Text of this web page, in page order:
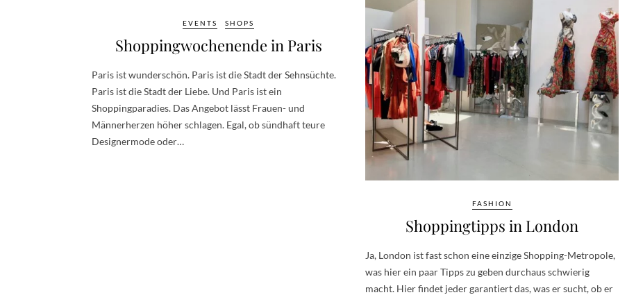
EVENTS SHOPS
Shoppingwochenende in Paris
Paris ist wunderschön. Paris ist die Stadt der Sehnsüchte.
Paris ist die Stadt der Liebe. Und Paris ist ein
Shoppingparadies. Das Angebot lässt Frauen- und
Männerherzen höher schlagen. Egal, ob sündhaft teure
Designermode oder…
FASHION
Shoppingtipps in London
Ja, London ist fast schon eine einzige Shopping-Metropole,
was hier ein paar Tipps zu geben durchaus schwierig
macht. Hier findet jeder garantiert das, was er sucht, ob er